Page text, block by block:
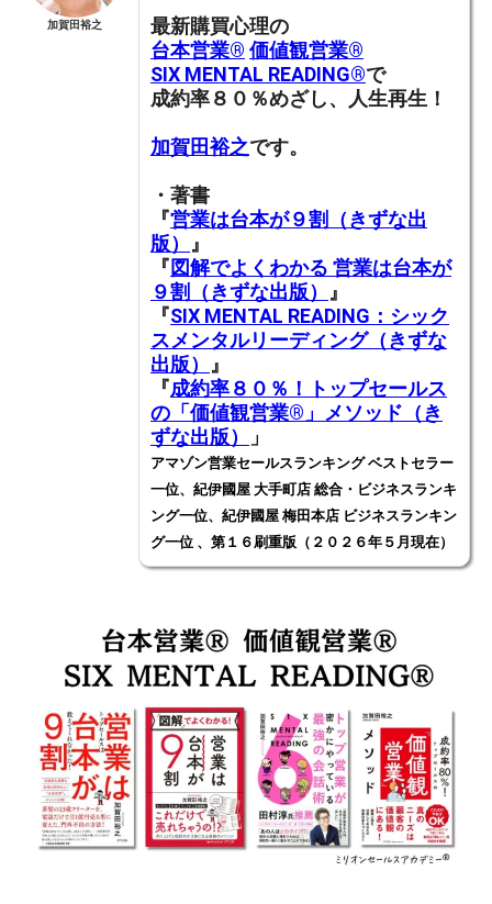
加賀田裕之
最新購買心理の
台本営業®︎ 価値観営業®︎
SIX MENTAL READING®︎で
成約率８０％めざし、人生再生！
加賀田裕之です。
・著書
『営業は台本が９割（きずな出
版） 』
『図解でよくわかる 営業は台本が
９割（きずな出版） 』
『SIX MENTAL READING：シック
スメンタルリーディング（きずな
出版） 』
『成約率８０％！トップセールス
の「価値観営業®️」メソッド（き
ずな出版）
」
アマゾン営業セールスランキング ベストセラー
一位、紀伊國屋 大手町店 総合・ビジネスランキ
ング一位、紀伊國屋 梅田本店 ビジネスランキン
グ一位 、第１６刷重版（２０２６年５月現在）